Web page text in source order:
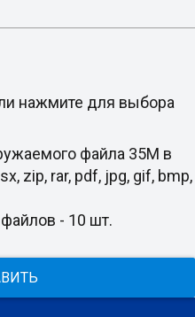
нажмите для выбора
файла 35M в
zip, rar, pdf, jpg, gif, bmp,
- 10 шт.